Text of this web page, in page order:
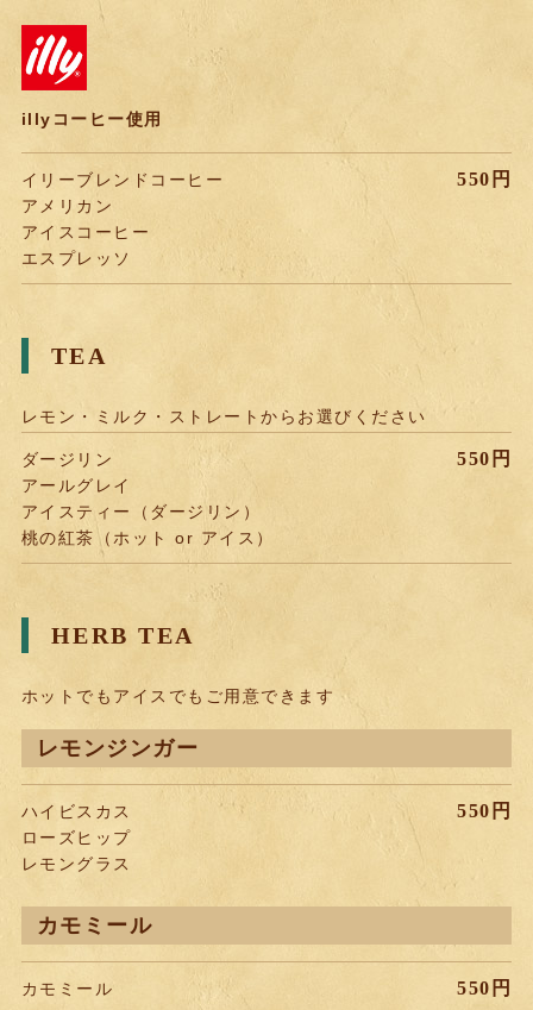
illyコーヒー使用
イリーブレンドコーヒー
アメリカン
アイスコーヒー
エスプレッソ
550円
TEA
レモン・ミルク・ストレートからお選びください
ダージリン
アールグレイ
アイスティー（ダージリン）
桃の紅茶（ホット or アイス）
550円
HERB TEA
ホットでもアイスでもご用意できます
レモンジンガー
ハイビスカス
ローズヒップ
レモングラス
550円
カモミール
カモミール 550円